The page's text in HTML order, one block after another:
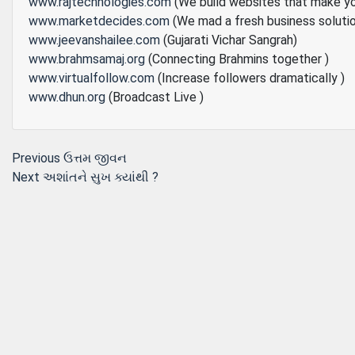
www.marketdecides.com (We mad a fresh business
www.jeevanshailee.com (Gujarati Vichar Sangrah)
www.brahmsamaj.org (Connecting Brahmins together )
www.virtualfollow.com (Increase followers dramatically )
www.dhun.org (Broadcast Live )
Post
navigation
Previous Previous
post:
ઉત્તમ જીવન
Next Next
અશાંતને સુખ ક્યાંથી ?